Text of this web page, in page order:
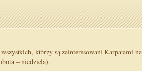
którzy są zainteresowani Karpatami na
– niedziela).